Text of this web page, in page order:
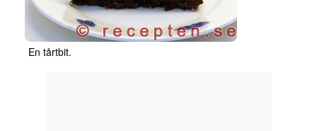
En tårtbit.